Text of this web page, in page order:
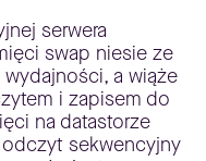
serwera
swap niesie ze
a wiąże
i zapisem do
na datastorze
sekwencyjny